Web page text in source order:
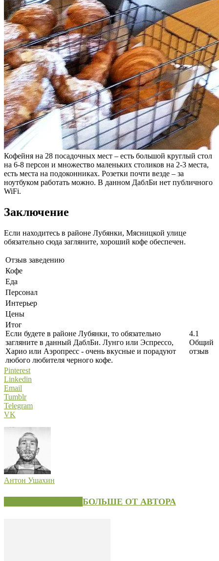
Кофейня на 28 посадочных мест – есть большой круглый стол
на 6-8 персон и множество маленьких столиков на 2-3 места,
есть места на подоконниках. Розетки почти везде – за
ноутбуком работать можно. В данном ДаблБи нет публичного
WiFi.
Заключение
Если находитесь в районе Лубянки, Мясницкой улице
обязательно сюда загляните, хороший кофе обеспечен.
Отзыв заведению
Кофе
Еда
Персонал
Интерьер
Цены
Итог
Если будете в районе Лубянки, то обязательно
загляните в данный ДаблБи. Лунго или Эспрессо,
Харио или Аэропресс - очень вкусные и порадуют
любого любителя черного кофе.
4.1
Общий
отзыв
Pinterest
Linkedin
Email
Tumblr
Telegram
VK
Антон Ушахин
БОЛЬШЕ ОТ АВТОРА